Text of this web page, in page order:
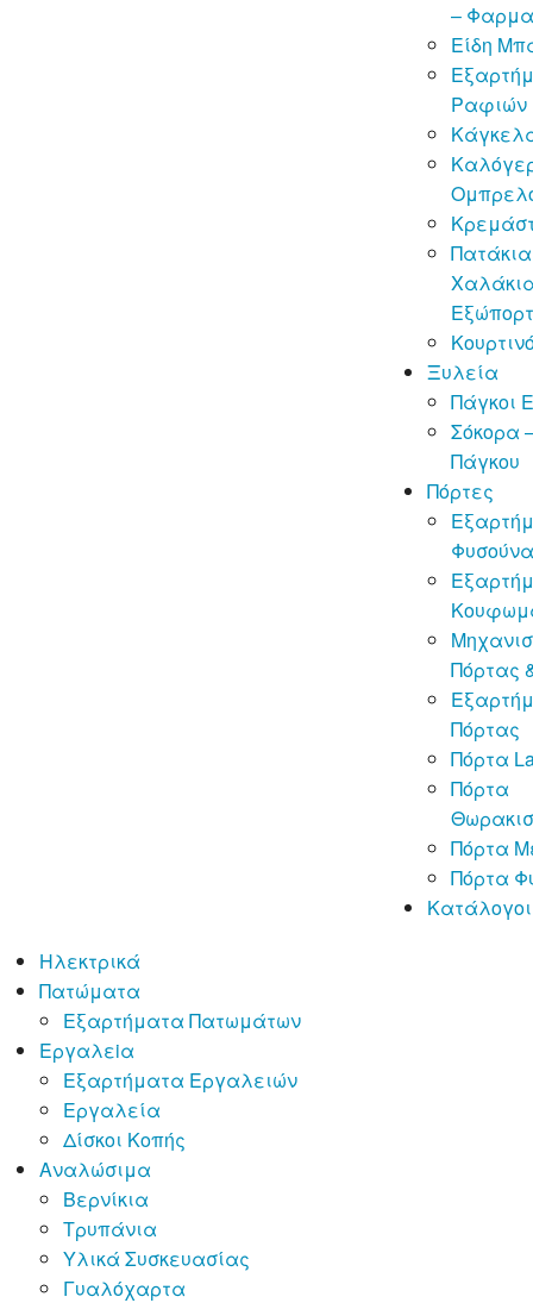
–
Είδη
Ραφιών
Ξυλεία
Πάγκοι
Σόκορα
Πάγκου
Πόρτες
Πόρτας
Πόρτας
Πόρτα
Πόρτα
Πόρτα
Πόρτα
Κατάλογοι
Ηλεκτρικά
Πατώματα
Εξαρτήματα Πατωμάτων
Εργαλεiα
Εξαρτήματα Εργαλειών
Εργαλεία
Δίσκοι Κοπής
Αναλώσιμα
Βερνίκια
Τρυπάνια
Υλικά Συσκευασίας
Γυαλόχαρτα